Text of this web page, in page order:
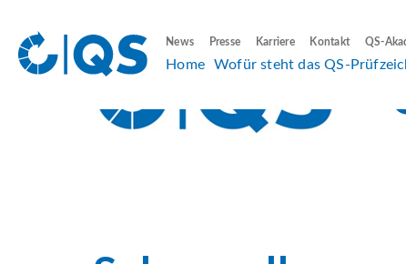
News Presse Karriere Kontakt QS-
Home Wofür steht das QS-